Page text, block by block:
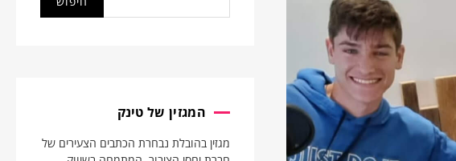
המגזין של טינק
מגזין בהובלת נבחרת הכתבים הצעירים של